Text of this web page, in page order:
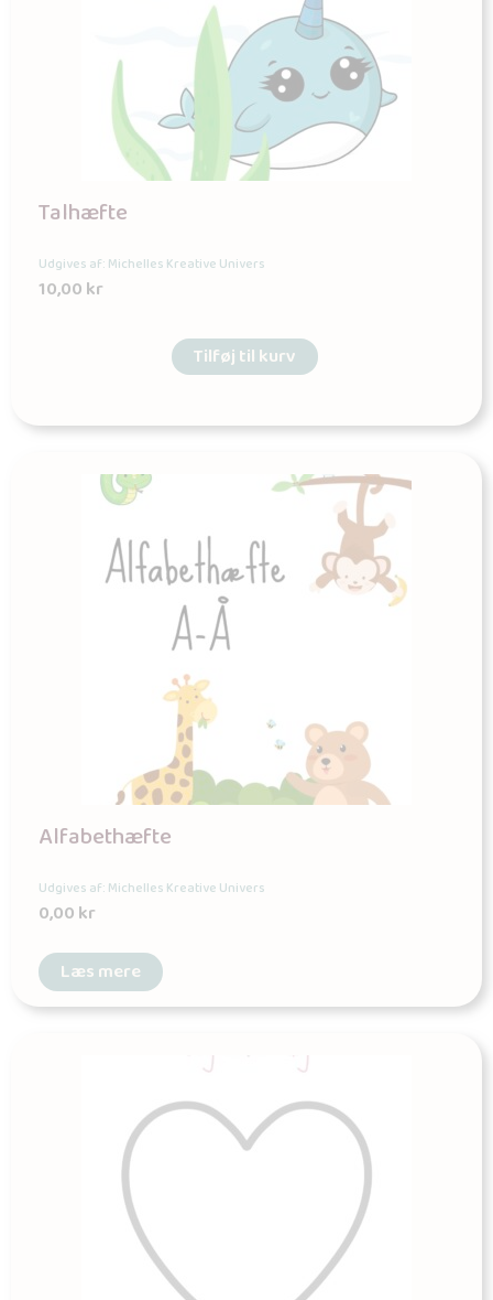
Talhæfte
Udgives af: Michelles Kreative Univers
10,00kr
Tilføj til kurv
Alfabethæfte
Udgives af: Michelles Kreative Univers
0,00kr
Læs mere